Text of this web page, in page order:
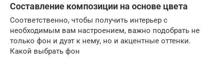
Составление композиции на основе цвета
Соответственно, чтобы получить интерьер с
необходимым вам настроением, важно подобрать не
только фон и дуэт к нему, но и акцентные оттенки.
Какой выбрать фон